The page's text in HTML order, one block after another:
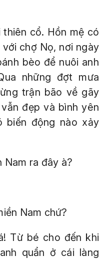
cổ. Hồn mệ có
chợ Nọ, nơi ngày
bèo để nuôi anh
những đợt mưa
trận bão về gãy
đẹp và bình yên
biến động nào xảy
Nam ra đây à?
Nam chứ?
Từ bé cho đến khi
quẩn ở cái làng